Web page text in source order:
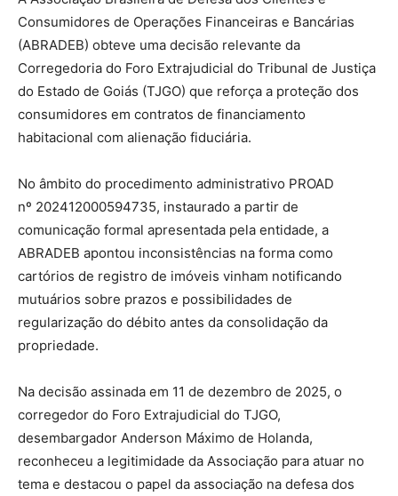
Consumidores de Operações Financeiras e Bancárias
(ABRADEB) obteve uma decisão relevante da
Corregedoria do Foro Extrajudicial do Tribunal de Justiça
do Estado de Goiás (TJGO) que reforça a proteção dos
consumidores em contratos de financiamento
habitacional com alienação fiduciária.
No âmbito do procedimento administrativo PROAD
nº 202412000594735, instaurado a partir de
comunicação formal apresentada pela entidade, a
ABRADEB apontou inconsistências na forma como
cartórios de registro de imóveis vinham notificando
mutuários sobre prazos e possibilidades de
regularização do débito antes da consolidação da
propriedade.
Na decisão assinada em 11 de dezembro de 2025, o
corregedor do Foro Extrajudicial do TJGO,
desembargador Anderson Máximo de Holanda,
reconheceu a legitimidade da Associação para atuar no
tema e destacou o papel da associação na defesa dos